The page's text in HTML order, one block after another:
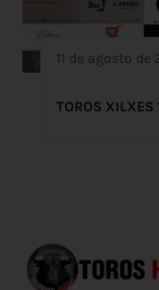
11 de agosto de
TOROS XILXES